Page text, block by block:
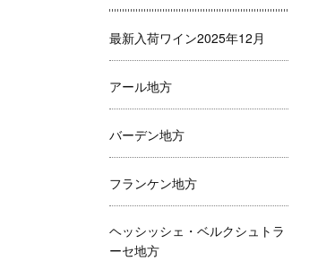
最新入荷ワイン2025年12月
アール地方
バーデン地方
フランケン地方
ヘッシッシェ・ベルクシュトラ
ーセ地方